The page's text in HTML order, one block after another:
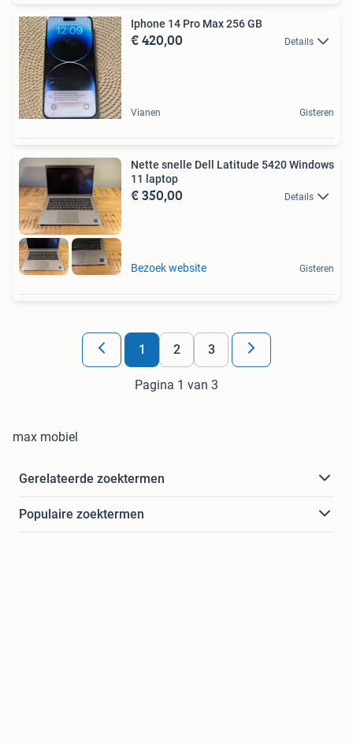
Iphone 14 Pro Max 256 GB
€ 420,00 Details
Vianen Gisteren
Nette snelle Dell Latitude 5420 Windows
11 laptop
€ 350,00 Details
Bezoek website Gisteren
1 2 3
Pagina 1 van 3
max mobiel
Gerelateerde zoektermen
Populaire zoektermen